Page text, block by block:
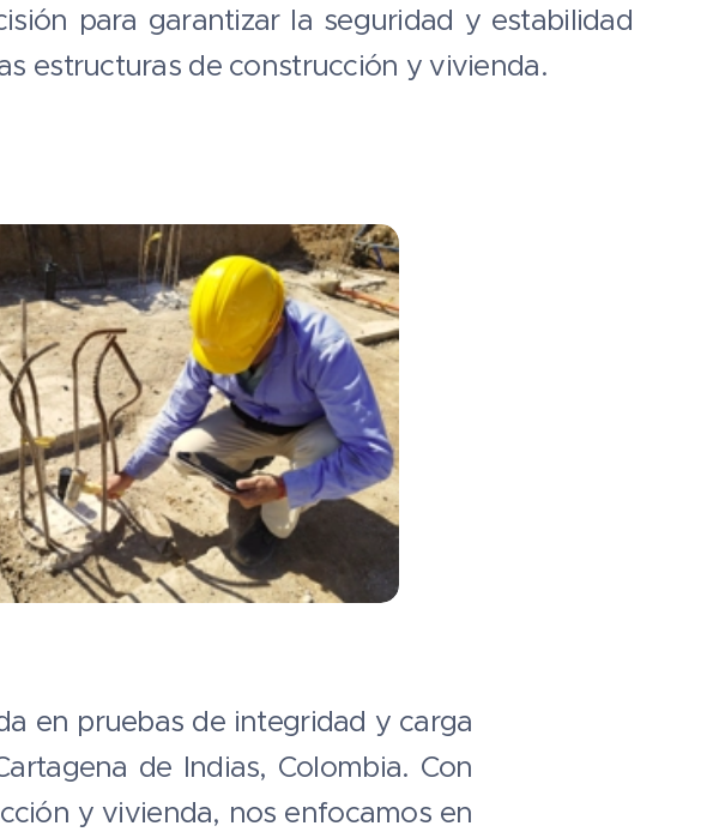
para garantizar la seguridad y estabilidad
estructuras de construcción y vivienda.
en pruebas de integridad y carga
de Indias, Colombia. Con
y vivienda, nos enfocamos en